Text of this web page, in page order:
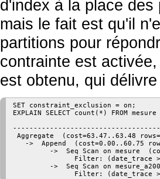
d'index à la place
mais le fait est qu'il
partitions pour
contrainte est
est obtenu, qui
SET constraint_exclusion = on;
EXPLAIN SELECT count(*) FROM
Aggregate  (cost=63.47..63.48
->  Append  (cost=0.00..60.75
->  Seq Scan on mesure
Filter: (date_trace
->  Seq Scan on
Filter: (date_trace